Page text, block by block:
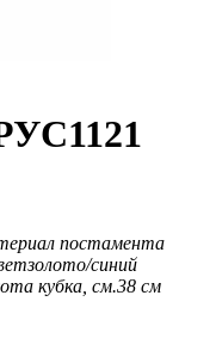
постамента
золото/синий
кубка, см.38 см